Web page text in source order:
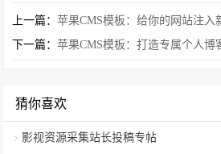
上一篇：苹果CMS模板：给你的网站注入
下一篇：苹果CMS模板：打造专属个人博
猜你喜欢
影视资源采集站长投稿专帖